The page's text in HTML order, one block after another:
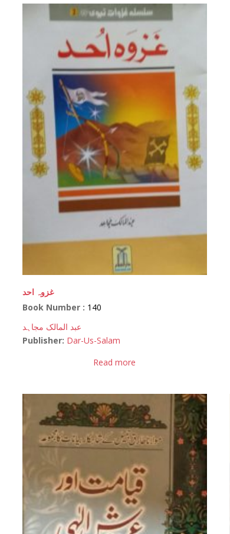
غزوہ احد
Book Number : 140
عبد المالک مجاہد
Publisher: Dar-Us-Salam
Read more